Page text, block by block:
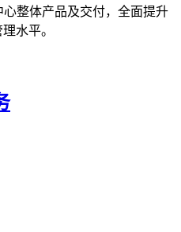
心整体产品及交付，全面提升
水平。